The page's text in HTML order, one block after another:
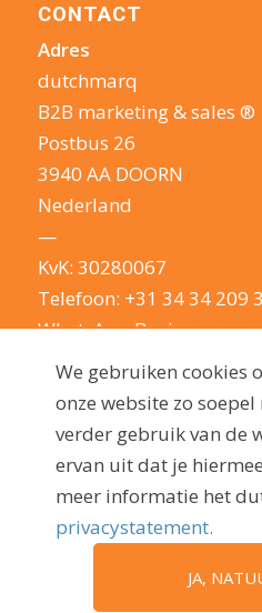
CONTACT
Adres
dutchmarq
B2B marketing & sales ®
Postbus 26
3940 AA DOORN
Nederland
—
KvK: 30280067
Telefoon: +31 34 34 209
WhatsApp Business
E-mail:
We houden van een
privacy erg serieus: lees
privacyverklaring
We gebruiken cookies
onze website zo
verder gebruik van de
ervan uit dat je
meer informatie het
privacystatement.
JA,